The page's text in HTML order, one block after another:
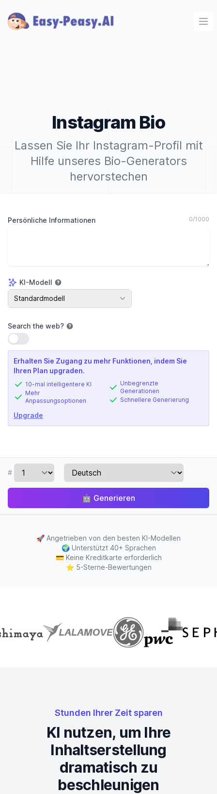
Instagram Bio
Lassen Sie Ihr Instagram-Profil mit
Hilfe unseres Bio-Generators
hervorstechen
Persönliche Informationen 0/1000
KI-Modell
KI-Modell
Standardmodell
Search the web?
Einstellung verwenden
Erhalten Sie Zugang zu mehr Funktionen, indem Sie
Ihren Plan upgraden.
10-mal intelligentere KI
Mehr
Anpassungsoptionen
Unbegrenzte
Generationen
Schnellere Generierung
Upgrade
#
🤖 Generieren
🚀 Angetrieben von den besten KI-Modellen
🌍 Unterstützt 40+ Sprachen
💳 Keine Kreditkarte erforderlich
⭐ 5-Sterne-Bewertungen
Stunden Ihrer Zeit sparen
KI nutzen, um Ihre
Inhaltserstellung
dramatisch zu
beschleunigen